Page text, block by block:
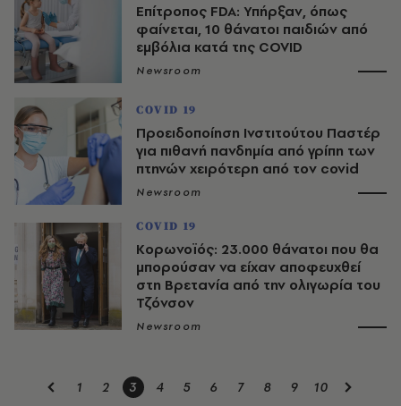
Επίτροπος FDA: Υπήρξαν, όπως
φαίνεται, 10 θάνατοι παιδιών από
εμβόλια κατά της COVID
Newsroom
COVID 19
Προειδοποίηση Ινστιτούτου Παστέρ
για πιθανή πανδημία από γρίπη των
πτηνών χειρότερη από τον covid
Newsroom
COVID 19
Κορωνοϊός: 23.000 θάνατοι που θα
μπορούσαν να είχαν αποφευχθεί
στη Βρετανία από την ολιγωρία του
Τζόνσον
Newsroom
1 2 3 4 5 6 7 8 9 10